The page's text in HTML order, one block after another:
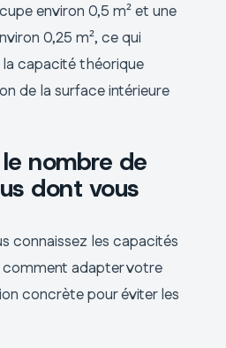
environ 0,5 m² et une
0,25 m², ce qui
capacité théorique
de la surface intérieure
nombre de
dont vous
connaissez les capacités
adapter votre
concrète pour éviter les